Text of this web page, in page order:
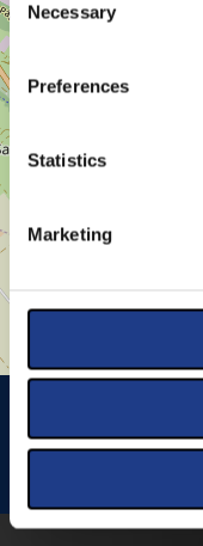
Necessary
Preferences
Statistics
Marketing
JEZSUITA TEMPLOM